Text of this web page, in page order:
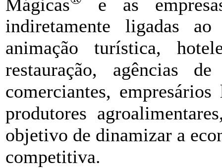
indiretamente ligadas
animação turística,
restauração, agências
comerciantes,
produtores
objetivo de dinamizar a
competitiva.